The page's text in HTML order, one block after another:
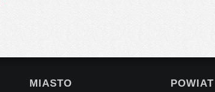
MIASTO POWIAT